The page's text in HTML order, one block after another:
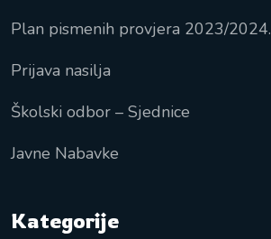
Plan pismenih provjera 2023/2024.
Prijava nasilja
Školski odbor – Sjednice
Javne Nabavke
Kategorije